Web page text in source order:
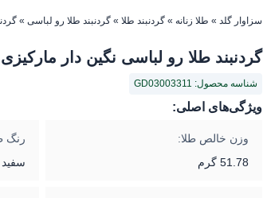
سزاوار گلد » طلا زنانه » گردنبند طلا » گردنبند طلا رو لباسی »
گردنبند طلا رو لباسی نگین دار مارکیزی
شناسه محصول: GD03003311
ویژگی‌های اصلی:
وزن خالص طلا:
51.78 گرم
رنگ
سفید